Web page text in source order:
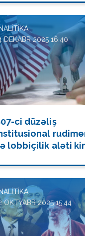
DEKABR 2025 16:40
ci düzəliş
lobbiçilik aləti
OKTYABR 2025 15:44